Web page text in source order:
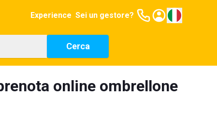
Experience Sei un gestore?
Cerca
online ombrellone